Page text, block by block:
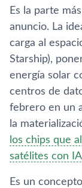
Es la parte
anuncio. La
carga al
Starship),
energía solar
centros de
febrero en un
la
los chips que
satélites con IA
Es un